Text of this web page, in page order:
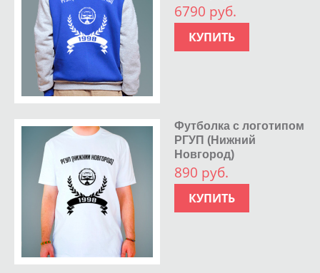
6790 руб.
КУПИТЬ
Футболка с логотипом
РГУП (Нижний
Новгород)
890 руб.
КУПИТЬ